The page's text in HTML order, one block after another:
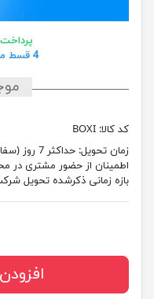
4 قسط ماهیانه بدون کارمزد
کد کالا: BOXI
زمان تحویل:
حداکثر
اطمینان از حضور مشتری در
بازه زمانی ذکرشده تحویل